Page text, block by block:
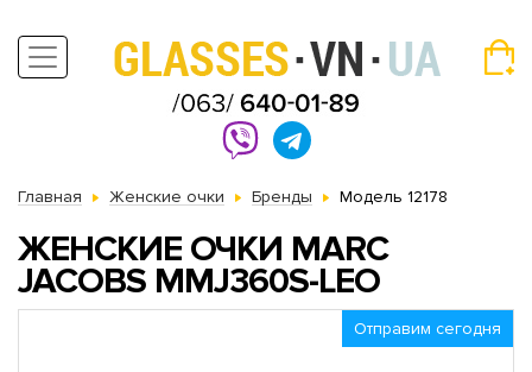
Главная Женские очки Бренды Модель 12178
ЖЕНСКИЕ ОЧКИ MARC
JACOBS MMJ360S-LEO
Отправим сегодня